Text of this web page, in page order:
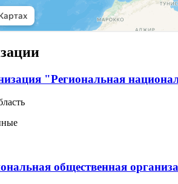
"Региональная
общественная